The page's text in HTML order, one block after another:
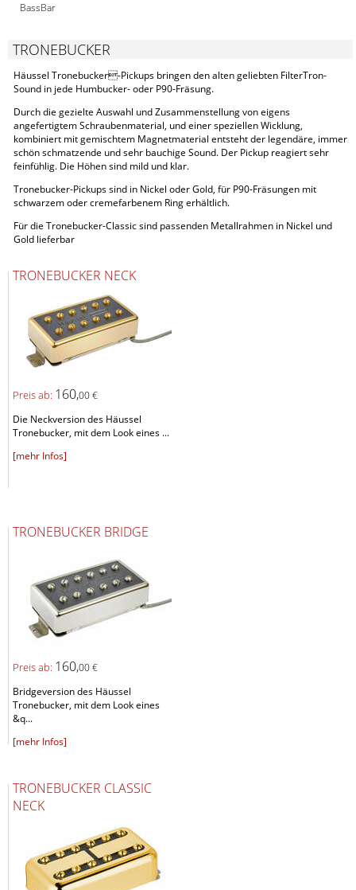
BassBar
TRONEBUCKER
Häussel Tronebucker-Pickups bringen den alten geliebten FilterTron-
Sound in jede Humbucker- oder P90-Fräsung.
Durch die gezielte Auswahl und Zusammenstellung von eigens
angefertigtem Schraubenmaterial, und einer speziellen Wicklung,
kombiniert mit gemischtem Magnetmaterial entsteht der legendäre, immer
schön schmatzende und sehr bauchige Sound. Der Pickup reagiert sehr
feinfühlig. Die Höhen sind mild und klar.
Tronebucker-Pickups sind in Nickel oder Gold, für P90-Fräsungen mit
schwarzem oder cremefarbenem Ring erhältlich.
Für die Tronebucker-Classic sind passenden Metallrahmen in Nickel und
Gold lieferbar
TRONEBUCKER NECK
Preis ab: 160,00 €
Die Neckversion des Häussel
Tronebucker, mit dem Look eines ...
[mehr Infos]
TRONEBUCKER BRIDGE
Preis ab: 160,00 €
Bridgeversion des Häussel
Tronebucker, mit dem Look eines
&q...
[mehr Infos]
TRONEBUCKER CLASSIC
NECK